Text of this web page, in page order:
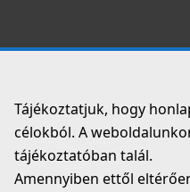
Tájékoztatjuk, hogy
célokból. A
tájékoztatóban talál.
Amennyiben ettől